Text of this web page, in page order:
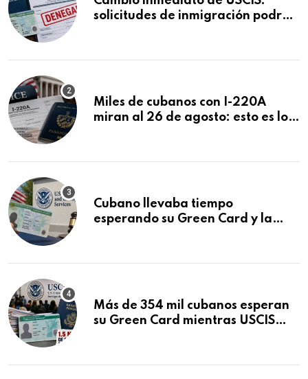
solicitudes de inmigración podrán
Miles de cubanos con I-220A
miran al 26 de agosto: esto es lo
Cubano llevaba tiempo
esperando su Green Card y la
Más de 354 mil cubanos esperan
su Green Card mientras USCIS